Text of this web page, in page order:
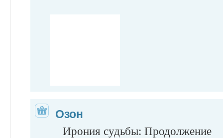
Озон
Ирония судьбы: Продолжение